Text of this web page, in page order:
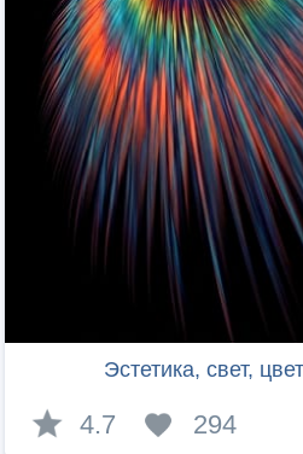
Эстетика, свет,
4.7 294